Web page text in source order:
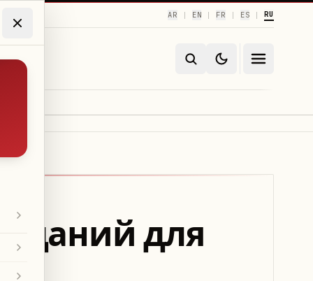
AR | EN | FR | ES | RU
для